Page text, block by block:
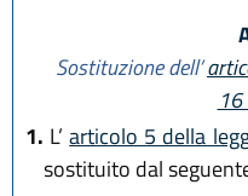
Sostituzione dell’
1. L’articolo 5 della
sostituito dal